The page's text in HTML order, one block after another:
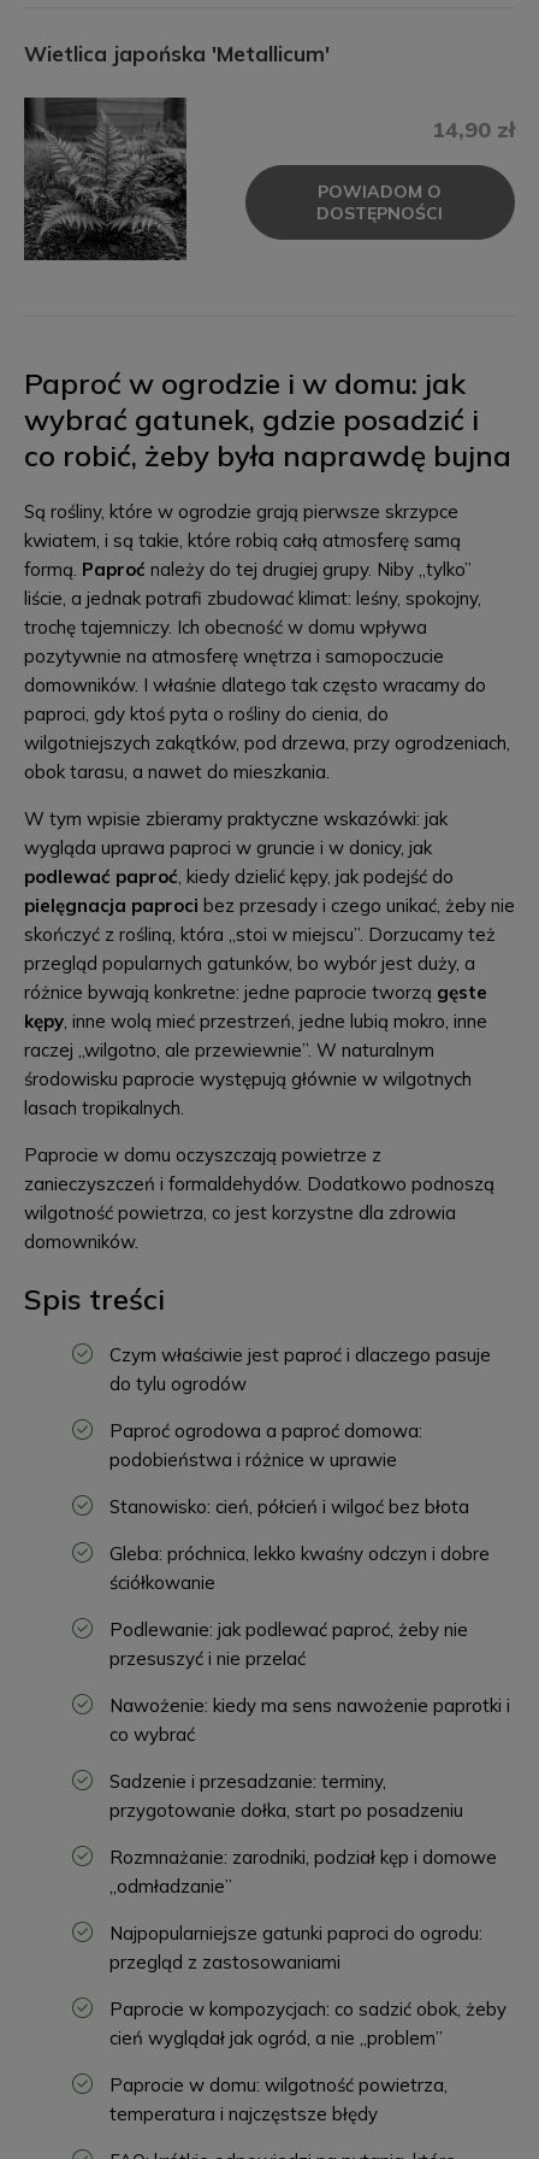
Wietlica japońska 'Metallicum'
14,90 zł
POWIADOM O
DOSTĘPNOŚCI
Paproć w ogrodzie i w domu: jak
wybrać gatunek, gdzie posadzić i
co robić, żeby była naprawdę bujna
Są rośliny, które w ogrodzie grają pierwsze skrzypce
kwiatem, i są takie, które robią całą atmosferę samą
formą. Paproć należy do tej drugiej grupy. Niby „tylko”
liście, a jednak potrafi zbudować klimat: leśny, spokojny,
trochę tajemniczy. Ich obecność w domu wpływa
pozytywnie na atmosferę wnętrza i samopoczucie
domowników. I właśnie dlatego tak często wracamy do
paproci, gdy ktoś pyta o rośliny do cienia, do
wilgotniejszych zakątków, pod drzewa, przy ogrodzeniach,
obok tarasu, a nawet do mieszkania.
W tym wpisie zbieramy praktyczne wskazówki: jak
wygląda uprawa paproci w gruncie i w donicy, jak
podlewać paproć, kiedy dzielić kępy, jak podejść do
pielęgnacja paproci bez przesady i czego unikać, żeby nie
skończyć z rośliną, która „stoi w miejscu”. Dorzucamy też
przegląd popularnych gatunków, bo wybór jest duży, a
różnice bywają konkretne: jedne paprocie tworzą gęste
kępy, inne wolą mieć przestrzeń, jedne lubią mokro, inne
raczej „wilgotno, ale przewiewnie”. W naturalnym
środowisku paprocie występują głównie w wilgotnych
lasach tropikalnych.
Paprocie w domu oczyszczają powietrze z
zanieczyszczeń i formaldehydów. Dodatkowo podnoszą
wilgotność powietrza, co jest korzystne dla zdrowia
domowników.
Spis treści
Czym właściwie jest paproć i dlaczego pasuje
do tylu ogrodów
Paproć ogrodowa a paproć domowa:
podobieństwa i różnice w uprawie
Stanowisko: cień, półcień i wilgoć bez błota
Gleba: próchnica, lekko kwaśny odczyn i dobre
ściółkowanie
Podlewanie: jak podlewać paproć, żeby nie
przesuszyć i nie przelać
Nawożenie: kiedy ma sens nawożenie paprotki i
co wybrać
Sadzenie i przesadzanie: terminy,
przygotowanie dołka, start po posadzeniu
Rozmnażanie: zarodniki, podział kęp i domowe
„odmładzanie”
Najpopularniejsze gatunki paproci do ogrodu:
przegląd z zastosowaniami
Paprocie w kompozycjach: co sadzić obok, żeby
cień wyglądał jak ogród, a nie „problem”
Paprocie w domu: wilgotność powietrza,
temperatura i najczęstsze błędy